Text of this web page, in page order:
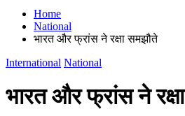
Home
National
भारत और फ्रांस ने रक्षा समझौते
International National
भारत और फ्रांस ने